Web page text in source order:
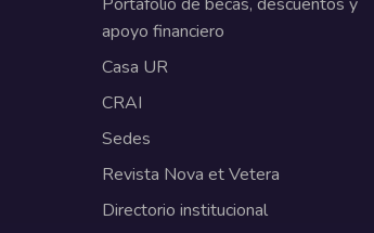
apoyo financiero
Casa UR
CRAI
Sedes
Revista Nova et Vetera
Directorio institucional